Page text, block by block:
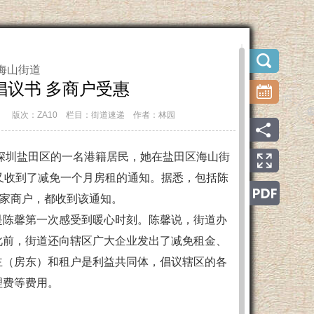
山街道
议书 多商户受惠
版次：ZA10 栏目：街道速递 作者：林园
田区的一名港籍居民，她在盐田区海山街
到了减免一个月房租的通知。据悉，包括陈
商户，都收到该通知。
第一次感受到暖心时刻。陈馨说，街道办
，街道还向辖区广大企业发出了减免租金、
房东）和租户是利益共同体，倡议辖区的各
等费用。